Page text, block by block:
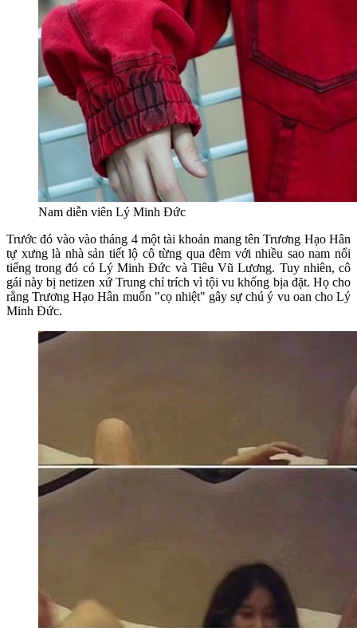
Nam diễn viên Lý Minh Đức
Trước đó vào vào tháng 4 một tài khoản mang tên Trương Hạo Hân
tự xưng là nhà sản tiết lộ cô từng qua đêm với nhiều sao nam nổi
tiếng trong đó có Lý Minh Đức và Tiêu Vũ Lương. Tuy nhiên, cô
gái này bị netizen xứ Trung chỉ trích vì tội vu khống bịa đặt. Họ cho
rằng Trương Hạo Hân muốn "cọ nhiệt" gây sự chú ý vu oan cho Lý
Minh Đức.